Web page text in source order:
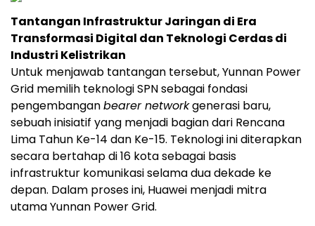
Tantangan Infrastruktur Jaringan di Era
Transformasi Digital dan Teknologi Cerdas di
Industri Kelistrikan
Untuk menjawab tantangan tersebut, Yunnan Power
Grid memilih teknologi SPN sebagai fondasi
pengembanganbearer networkgenerasi baru,
sebuah inisiatif yang menjadi bagian dari Rencana
Lima Tahun Ke-14 dan Ke-15. Teknologi ini diterapkan
secara bertahap di 16 kota sebagai basis
infrastruktur komunikasi selama dua dekade ke
depan. Dalam proses ini, Huawei menjadi mitra
utama Yunnan Power Grid.